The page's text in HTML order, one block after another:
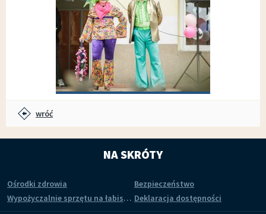
DZIECI WRAZ Z OPIEKUNAMI,
03.04.17r.
Przejdź do galerii
POWITANIE WIOSNY W RYTMIE
wróć
NA SKRÓTY
Ośrodki zdrowia
Bezpieczeństwo
Wypożyczalnie sprzętu na łabiszyńskiej wyspie Deklaracja dostępności